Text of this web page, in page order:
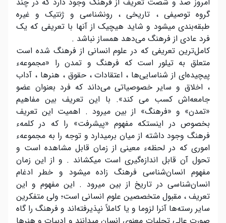
گروه توصیفی ، تاریخی ، رونشناسی و ژنتیک و غیره
طبقه‌بندی میشود و شاید هیچیک از آنها با تعریفی که یک
فرد عادی از فرهنگ می‌دهد همساز نباشد .
کامل‌ترین تعریفی که در علوم انسانی از فرهنگ شده است
متعلق به تیلور است که فرهنگ و تمدن را «مجموعهء
پیچیده‌ای از شناسایی‌ها ، اعتقادات ، حقوق ، هنرها ، آداب
، اخلاق و سایر خصوصیاتی می‌داند که فرد بعنوان عضو
جامعه‌اش کسب می کند». با این تعریف بین مفاهیم
«تمدن» و «فرهنگ» از بین میرود . اهمیت این تعریف
بخصوص در اینستکه مفهوم «پیشرفت» را که در کلمهء
فرهنگ وجود داشته از میان برمیدارد و توجه را به مجموعهء
اموری که در لحظهء معینی از زمان قابل مشاهده است و
تحول آن قابل اندازه‌گیری است میکشاند . و از این زمان
مفهوم انسان‌شناسی فرهنگ زاده میشود و خطر ادغام
انسان‌شناسی در تاریخ از بین میرود . این مفهوم و این
تعریف ، مقبول متخصصین علوم انسانی است؛ ولی متفکرین
سایر رسته‌ها آنرا لزوما و یا کاملاً نپذیرفته‌اند و فرهنگ را گاه